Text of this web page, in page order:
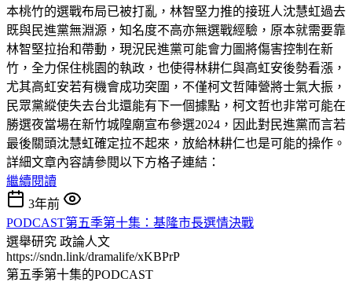
本桃竹的選戰布局已被打亂，林智堅力推的接班人沈慧虹過去
既與民進黨無淵源，知名度不高亦無選戰經驗，原本就需要靠
林智堅拉抬和帶動，現況民進黨可能會力圖將傷害控制在新
竹，全力保住桃園的執政，也使得林耕仁與高虹安後勢看漲，
尤其高虹安若有機會成功突圍，不僅柯文哲陣營將士氣大振，
民眾黨縱使失去台北還能有下一個據點，柯文哲也非常可能在
勝選夜當場在新竹城隍廟宣布參選2024，因此對民進黨而言若
最後關頭沈慧虹確定拉不起來，放給林耕仁也是可能的操作。
詳細文章內容請參閱以下方格子連結：
繼續閱讀
3年前
PODCAST第五季第十集：基隆市長選情決戰
選舉研究 政論人文
https://sndn.link/dramalife/xKBPrP
第五季第十集的PODCAST